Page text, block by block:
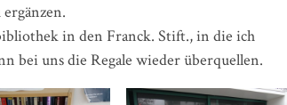
in den Franck. Stift., in die ich
bei uns die Regale wieder überquellen.